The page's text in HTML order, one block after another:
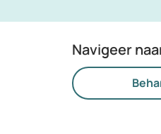
Navigeer